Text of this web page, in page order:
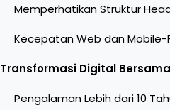
Memperhatikan Struktur
Kecepatan Web dan Mobile-
Transformasi Digital
Pengalaman Lebih dari 10